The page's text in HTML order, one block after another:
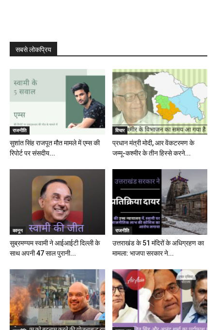
सबसे लोकप्रिय
राजनीति
सुशांत सिंह राजपूत मौत मामले में एम्स की
रिपोर्ट पर संसदीय...
विचार
प्रधान मंत्री मोदी, आर वेंकटरमण के
जम्मू-कश्मीर के तीन हिस्से करने...
कानून
सुब्रमण्यम स्वामी ने आईआईटी दिल्ली के
साथ अपनी 47 साल पुरानी...
राजनीति
उत्तराखंड के 51 मंदिरों के अधिग्रहण का
मामला: भाजपा सरकार ने...